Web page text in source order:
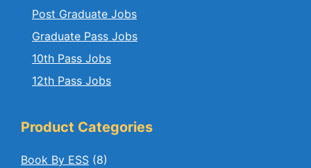
Post Graduate Jobs
Graduate Pass Jobs
10th Pass Jobs
12th Pass Jobs
Product Categories
Book By ESS (8)